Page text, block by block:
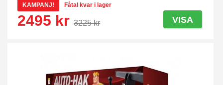
KAMPANJ! Fåtal kvar i lager
2495 kr 3225 kr VISA